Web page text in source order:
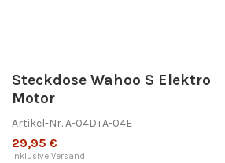
Steckdose Wahoo S Elektro
Motor
Artikel-Nr.A-04D+A-04E
29,95 €
Inklusive Versand